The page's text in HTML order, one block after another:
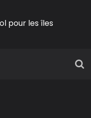
pour les îles